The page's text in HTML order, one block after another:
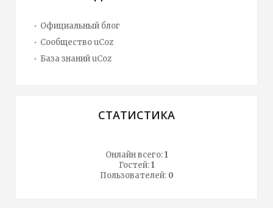
Официальный блог
Сообщество uCoz
База знаний uCoz
СТАТИСТИКА
Онлайн всего:1
Гостей:1
Пользователей: 0